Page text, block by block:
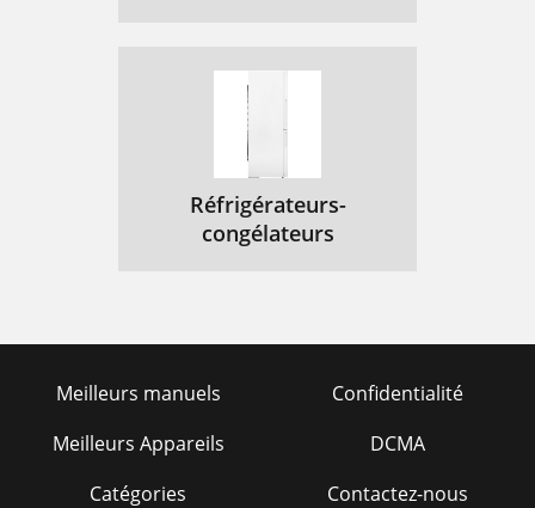
Réfrigérateurs-
congélateurs
Meilleurs manuels
Meilleurs Appareils
Catégories
Confidentialité
DCMA
Contactez-nous